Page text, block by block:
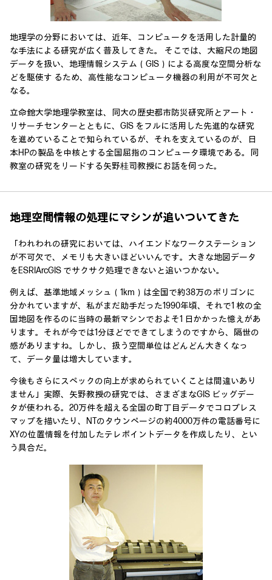
地理学の分野においては、近年、コンピュータを活用した計量的
な手法による研究が広く普及してきた。 そこでは、大縮尺の地図
データを扱い、地理情報システム（GIS）による高度な空間分析な
どを駆使す るため、高性能なコンピュータ機器の利用が不可欠と
なる。
立命館大学地理学教室は、同大の歴史都市防災研究所とアート・
リサーチセンターとともに、GIS をフルに活用した先進的な研究
を進めていることで知られているが、それを支えているのが、日
本HPの製品を中核とする全国屈指のコンピュータ環境である。同
教室の研究をリードする矢野桂司教授にお話を伺った。
地理空間情報の処理にマシンが追いついてきた
「われわれの研究においては、ハイエンドなワークステーション
が不可欠で、メモリも大きいほどいいんです。大きな地図データ
をESRIArcGIS でサクサク処理できないと追いつかない。
例えば、基準地域メッシュ（1km）は全国で約38万のポリゴンに
分かれていますが、私がまだ助手だった1990年頃、それで1 枚の全
国地図を作るのに当時の最新マシンでおよそ1 日かかった憶えがあ
ります。それが今では1分ほどでできてしまうのですから、隔世の
感がありますね。しかし、扱う空間単位はどんどん大きくなっ
て、データ量は増大しています。
今後もさらにスペックの向上が求められていくことは間違いあり
ません」実際、矢野教授の研究では、さまざまなGIS ビッグデー
タが使われる。20万件を超える全国の町丁目データでコロプレス
マップを描いたり、NTのタウンページの約4000万件の電話番号に
XYの位置情報を付加したテレポイントデータを作成したり、とい
う具合だ。